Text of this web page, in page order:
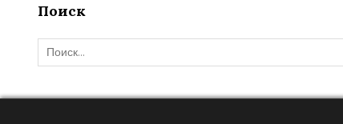
Поиск
Поиск: